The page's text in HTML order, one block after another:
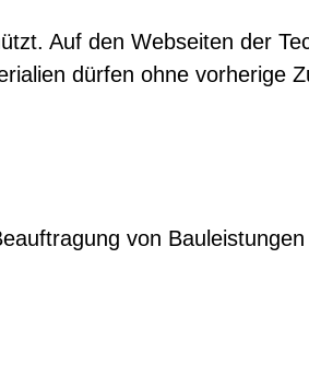
Auf den Webseiten der
dürfen ohne vorherige
von